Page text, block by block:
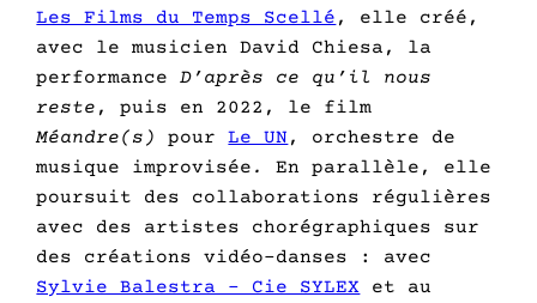
Les Films du Temps Scellé , elle créé,
avec le musicien David Chiesa, la
performanceD’après ce qu’il nous
reste , puis en 2022, le film
Méandre(s)
pourLe UN , orchestre de
musique improvisée .
En parallèle, elle
poursuit des collaborations régulières
avec des artistes chorégraphiques sur
des créations vidéo-danses : avec
Sylvie Balestra – Cie SYLEX et au